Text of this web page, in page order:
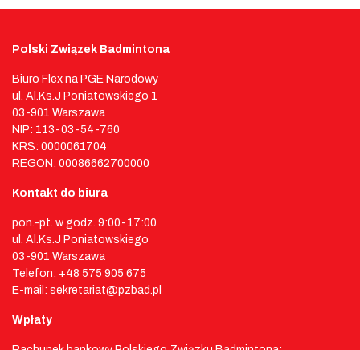
Polski Związek Badmintona
Biuro Flex na PGE Narodowy
ul. Al.Ks.J Poniatowskiego 1
03-901 Warszawa
NIP: 113-03-54-760
KRS: 0000061704
REGON: 00086662700000
Kontakt do biura
pon.-pt. w godz. 9:00-17:00
ul. Al.Ks.J Poniatowskiego
03-901 Warszawa
Telefon: +48 575 905 675
E-mail: sekretariat@pzbad.pl
Wpłaty